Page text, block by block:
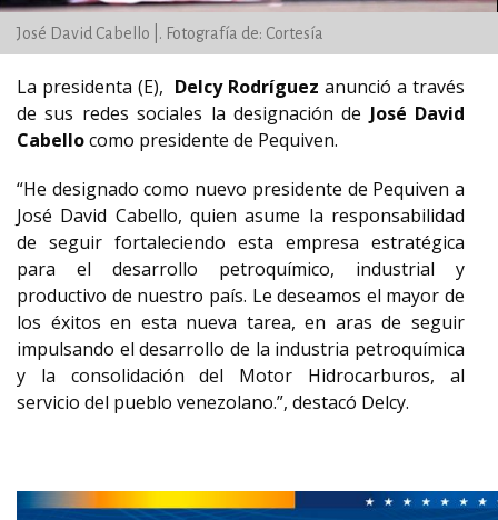
José David Cabello |. Fotografía de: Cortesía
La presidenta (E), Delcy Rodríguez anunció a través
de sus redes sociales la designación de José David
Cabellocomo presidente de Pequiven.
“He designado como nuevo presidente de Pequiven a
José David Cabello, quien asume la responsabilidad
de seguir fortaleciendo esta empresa estratégica
para el desarrollo petroquímico, industrial y
productivo de nuestro país. Le deseamos el mayor de
los éxitos en esta nueva tarea, en aras de seguir
impulsando el desarrollo de la industria petroquímica
y la consolidación del Motor Hidrocarburos, al
servicio del pueblo venezolano.”, destacó Delcy.